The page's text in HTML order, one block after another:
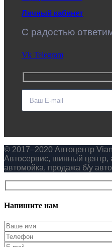
Личный кабинет
C радостью
Vk Telegram
© 2017–2020 Автоцентр
Автосервис, шинный центр,
автомойка, продажа б/у
Напишите нам